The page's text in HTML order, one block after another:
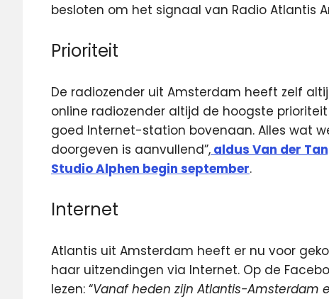
besloten om het signaal van Radio Atlantis
Prioriteit
De radiozender uit Amsterdam heeft zelf
online radiozender altijd de hoogste
goed Internet-station bovenaan. Alles wat
doorgeven is aanvullend”, aldus Van der
Studio Alphen begin september.
Internet
Atlantis uit Amsterdam heeft er nu voor
haar uitzendingen via Internet. Op de
lezen: “Vanaf heden zijn Atlantis-Amsterdam